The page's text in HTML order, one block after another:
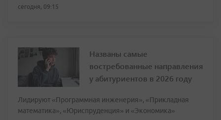
сегодня, 09:15
Названы самые
востребованные направления
у абитуриентов в 2026 году
Лидируют «Программная инженерия», «Прикладная
математика», «Юриспруденция» и «Экономика»